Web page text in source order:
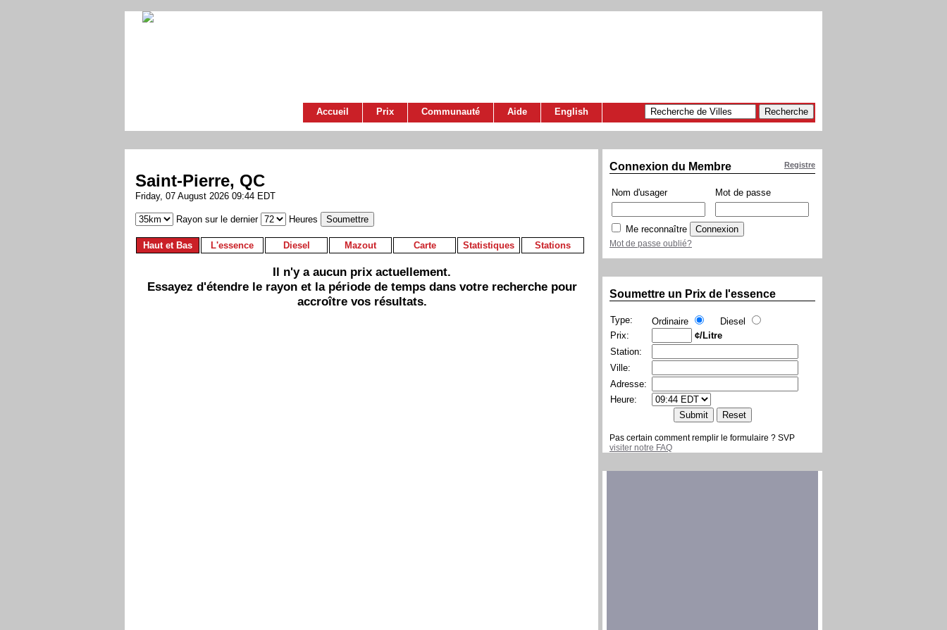
Accueil Prix Communauté Aide English
Saint-Pierre, QC
Friday, 07 August 2026 09:44 EDT
Rayon sur le dernier Heures
Haut et Bas L'essence Diesel Mazout Carte Statistiques Stations
Il n'y a aucun prix actuellement.
Essayez d'étendre le rayon et la période de temps dans votre recherche pour
accroître vos résultats.
Registre
Connexion du Membre
Nom d'usager Mot de passe
Me reconnaître
Mot de passe oublié?
Soumettre un Prix de l'essence
Type: Ordinaire
Diesel
Prix:
¢/Litre
Station:
Ville:
Adresse:
Heure:
Pas certain comment remplir le formulaire ? SVP
visiter notre FAQ